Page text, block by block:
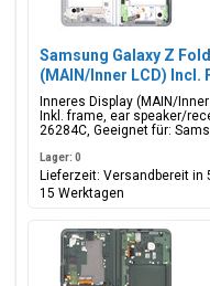
Samsung Galaxy Z
(MAIN/Inner LCD) Incl.
GH82-26283C;GH82-
Inneres Display (MAIN/
Inkl. frame, ear speaker/
26284C, Geeignet für:
Lager: 0
Lieferzeit: Versandbereit in
15 Werktagen